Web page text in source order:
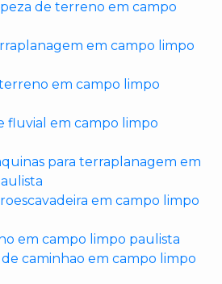
de terreno em campo
em campo limpo
em campo limpo
fluvial em campo limpo
para terraplanagem em
em campo limpo
em campo limpo paulista
caminhao em campo limpo